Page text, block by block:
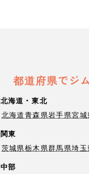
都道府県でジ
北海道・東北
北海道青森県岩手県宮
関東
茨城県栃木県群馬県埼
中部